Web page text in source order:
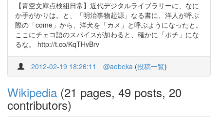
【青空文庫点検組日常】近代デジタルライブラリーに、なに
か手がかりは。と、「明治事物起源」なる書に、洋人が呼ぶ
際の「come」から、洋犬を「カメ」と呼ぶようになったと。
ここにチェコ語のスパイスが加わると、確かに「ポチ」にな
るな。 http://t.co/KqTHvBrv
2012-02-19 18:26:11 @aobeka (投稿一覧)
Wikipedia (21 pages, 49 posts, 20
contributors)